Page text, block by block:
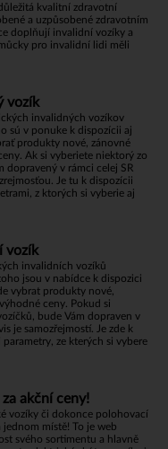
kvalitní zdravotní
a uzpůsobené zdravotním
doplňují invalidní vozíky a
pro invalidní lidi měli
vozík
invalidných vozíkov
sú v ponuke k dispozícii aj
produkty nové, zánovné
Ak si vyberiete niektorý zo
dopravený v rámci celej SR
Je tu k dispozícii
z ktorých si vyberie aj
vozík
invalidních vozíků
toho jsou v nabídce k dispozici
vybrat produkty nové,
ceny. Pokud si
bude Vám dopraven v
je samozřejmostí. Je zde k
ze kterých si vybere
akční ceny!
vozíky či dokonce polohovací
místě! To je web
svého sortimentu a hlavně